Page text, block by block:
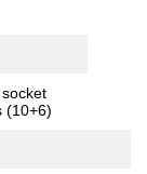
(10+6)